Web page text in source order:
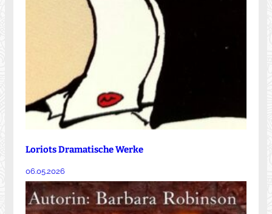
Loriots Dramatische Werke
06.05.2026